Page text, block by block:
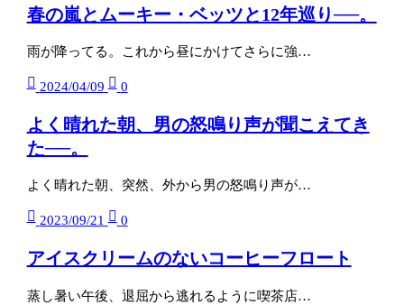
春の嵐とムーキー・ベッツと12年巡り──。
雨が降ってる。これから昼にかけてさらに強…
2024/04/09 0
よく晴れた朝、男の怒鳴り声が聞こえてき
た──。
よく晴れた朝、突然、外から男の怒鳴り声が…
2023/09/21 0
アイスクリームのないコーヒーフロート
蒸し暑い午後、退屈から逃れるように喫茶店…